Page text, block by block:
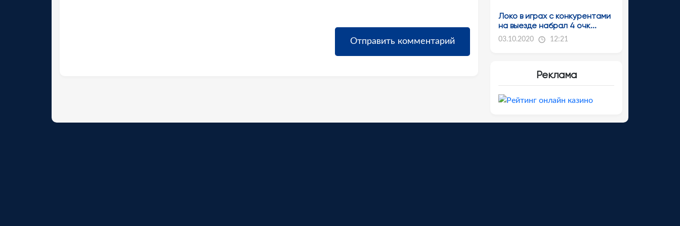
Локо в играх с конкурентами
на выезде набрал 4 очк...
03.10.2020 12:21
Реклама